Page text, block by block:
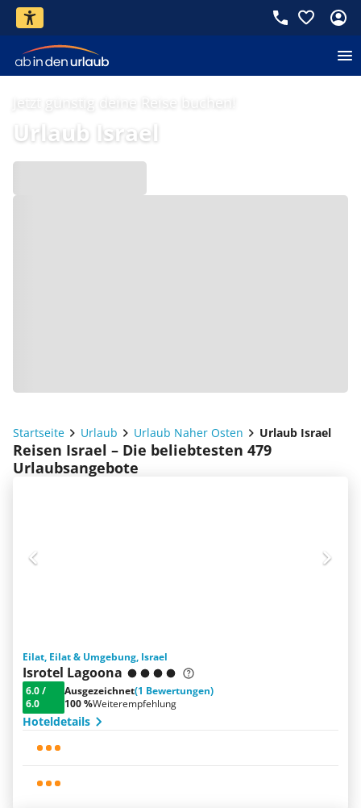
Jetzt günstig deine Reise buchen!
Urlaub Israel
Startseite Urlaub Urlaub Naher Osten Urlaub Israel
Reisen Israel – Die beliebtesten 479
Urlaubsangebote
Eilat, Eilat & Umgebung, Israel
Isrotel Lagoona
6.0/
6.0
Ausgezeichnet(1 Bewertungen)
100 %Weiterempfehlung
Hoteldetails